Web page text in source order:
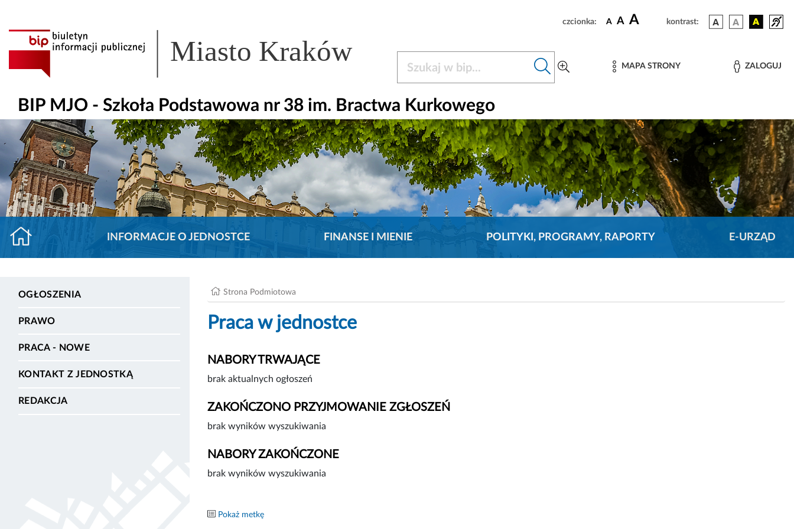
czcionka: A A A kontrast:
Miasto Kraków MAPA STRONY ZALOGUJ
BIP MJO - Szkoła Podstawowa nr 38 im. Bractwa Kurkowego
INFORMACJE O JEDNOSTCE FINANSE I MIENIE POLITYKI, PROGRAMY, RAPORTY E-URZĄD
OGŁOSZENIA
PRAWO
PRACA - NOWE
KONTAKT Z JEDNOSTKĄ
REDAKCJA
Strona Podmiotowa
Praca w jednostce
NABORY TRWAJĄCE
brak aktualnych ogłoszeń
ZAKOŃCZONO PRZYJMOWANIE ZGŁOSZEŃ
brak wyników wyszukiwania
NABORY ZAKOŃCZONE
brak wyników wyszukiwania
Pokaż metkę